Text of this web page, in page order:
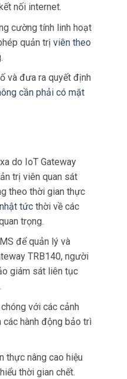
nối internet.
cường tính linh hoạt
quản trị viên theo
và đưa ra quyết định
cần phải có mặt
do IoT Gateway
trị viên quan sát
theo thời gian thực
tứcthời về các
trọng.
để quản lý và
TRB140, người
giám sát liên tục
với các cảnh
hành động bảo trì
thực nâng cao hiệu
thời gian chết.